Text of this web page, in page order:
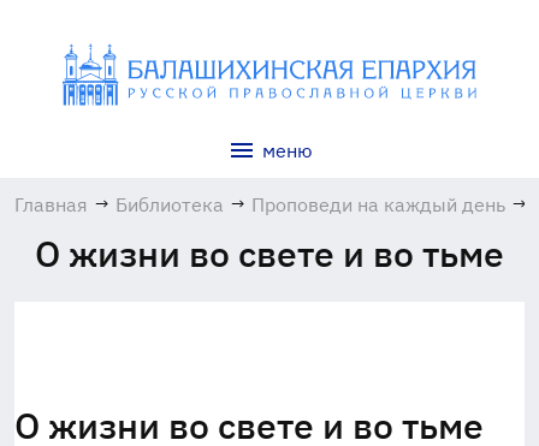
меню
Главная → Библиотека → Проповеди на каждый день →
О жизни во свете и во тьме
О жизни во свете и во тьме